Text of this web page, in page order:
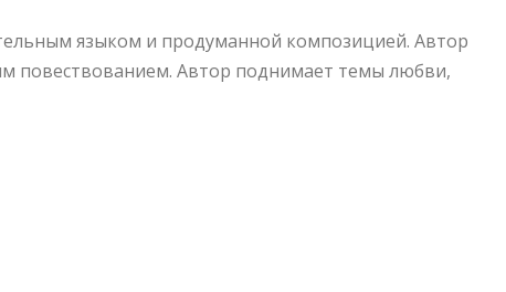
языком и продуманной композицией. Автор
повествованием. Автор поднимает темы любви,